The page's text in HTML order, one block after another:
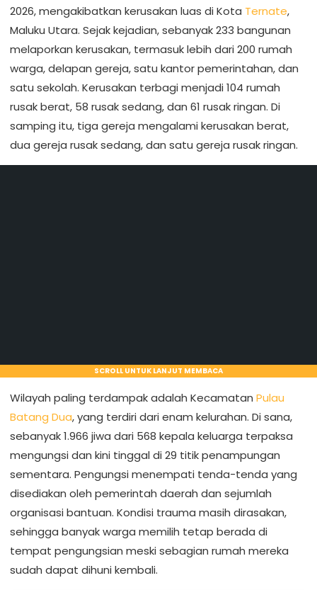
2026, mengakibatkan kerusakan luas di Kota Ternate,
Maluku Utara. Sejak kejadian, sebanyak 233 bangunan
melaporkan kerusakan, termasuk lebih dari 200 rumah
warga, delapan gereja, satu kantor pemerintahan, dan
satu sekolah. Kerusakan terbagi menjadi 104 rumah
rusak berat, 58 rusak sedang, dan 61 rusak ringan. Di
samping itu, tiga gereja mengalami kerusakan berat,
dua gereja rusak sedang, dan satu gereja rusak ringan.
SCROLL UNTUK LANJUT MEMBACA
Wilayah paling terdampak adalah Kecamatan Pulau
Batang Dua, yang terdiri dari enam kelurahan. Di sana,
sebanyak 1.966 jiwa dari 568 kepala keluarga terpaksa
mengungsi dan kini tinggal di 29 titik penampungan
sementara. Pengungsi menempati tenda-tenda yang
disediakan oleh pemerintah daerah dan sejumlah
organisasi bantuan. Kondisi trauma masih dirasakan,
sehingga banyak warga memilih tetap berada di
tempat pengungsian meski sebagian rumah mereka
sudah dapat dihuni kembali.